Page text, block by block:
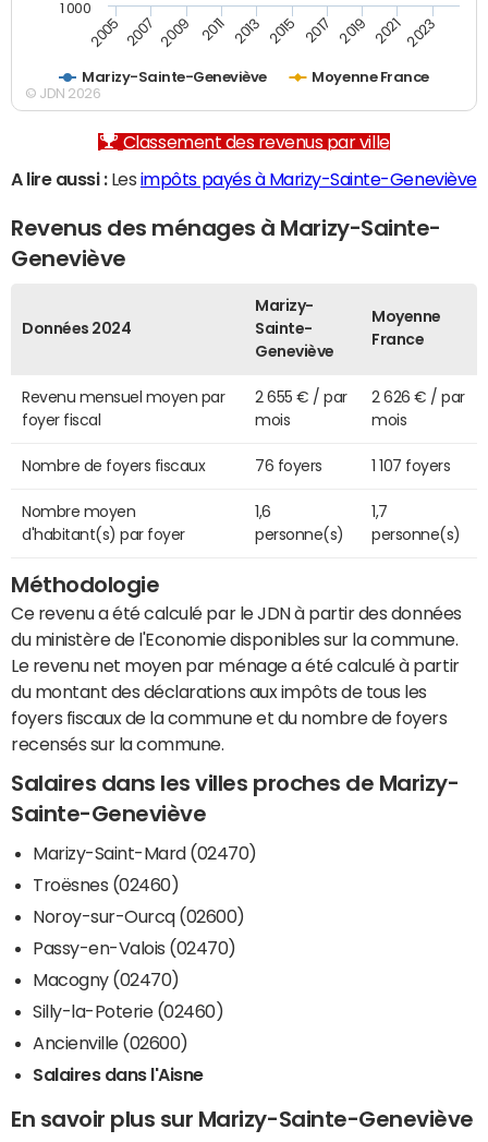
Marizy-Sainte-Geneviève Moyenne France
2005 2007 2009 2011 2013 2015 2017 2019 2021 2023
1 000
© JDN 2026
Classement des revenus par ville
A lire aussi :Les impôts payés à Marizy-Sainte-Geneviève
Revenus des ménages à Marizy-Sainte-
Geneviève
Données 2024
Marizy-
Sainte-
Geneviève
Moyenne
France
Revenu mensuel moyen par
foyer fiscal
2 655 € / par
mois
2 626 € / par
mois
Nombre de foyers fiscaux 76 foyers 1 107 foyers
Nombre moyen
d'habitant(s) par foyer
1,6
personne(s)
1,7
personne(s)
Méthodologie
Ce revenu a été calculé par le JDN à partir des données
du ministère de l'Economie disponibles sur la commune.
Le revenu net moyen par ménage a été calculé à partir
du montant des déclarations aux impôts de tous les
foyers fiscaux de la commune et du nombre de foyers
recensés sur la commune.
Salaires dans les villes proches de Marizy-
Sainte-Geneviève
Marizy-Saint-Mard (02470)
Troësnes (02460)
Noroy-sur-Ourcq (02600)
Passy-en-Valois (02470)
Macogny (02470)
Silly-la-Poterie (02460)
Ancienville (02600)
Salaires dans l'Aisne
En savoir plus sur Marizy-Sainte-Geneviève